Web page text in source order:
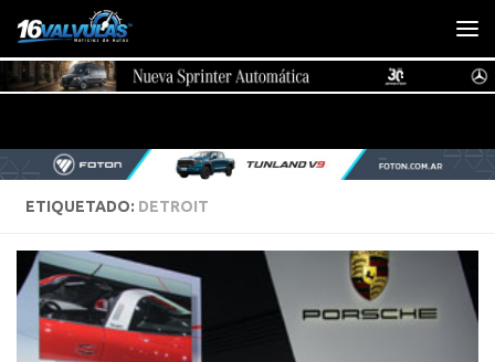
Saltar al contenido
ETIQUETADO: DETROIT